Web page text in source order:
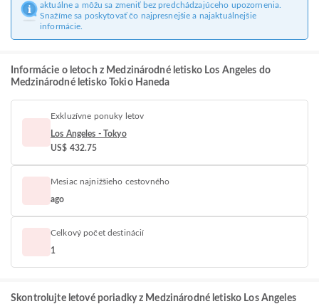
aktuálne a môžu sa zmeniť bez predchádzajúceho upozornenia.
Snažíme sa poskytovať čo najpresnejšie a najaktuálnejšie
informácie.
Informácie o letoch z Medzinárodné letisko Los Angeles do
Medzinárodné letisko Tokio Haneda
Exkluzívne ponuky letov
Los Angeles - Tokyo
US$ 432.75
Mesiac najnižšieho cestovného
ago
Celkový počet destinácií
1
Skontrolujte letové poriadky z Medzinárodné letisko Los Angeles